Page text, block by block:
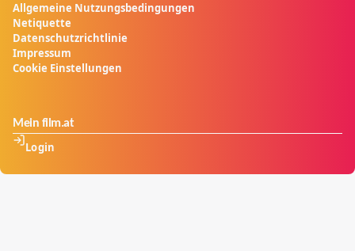
Allgemeine Nutzungsbedingungen
Netiquette
Datenschutzrichtlinie
Impressum
Cookie Einstellungen
Mein film.at
Login